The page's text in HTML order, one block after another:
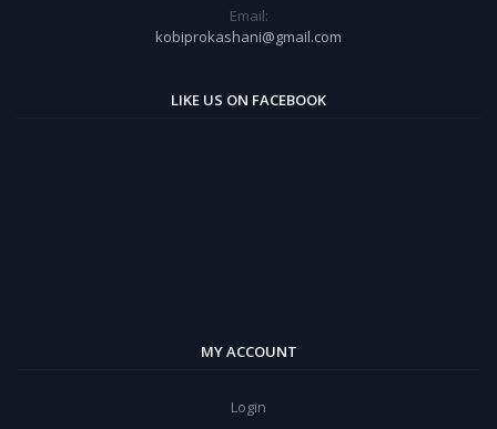
Email:
kobiprokashani@gmail.com
LIKE US ON FACEBOOK
MY ACCOUNT
Login